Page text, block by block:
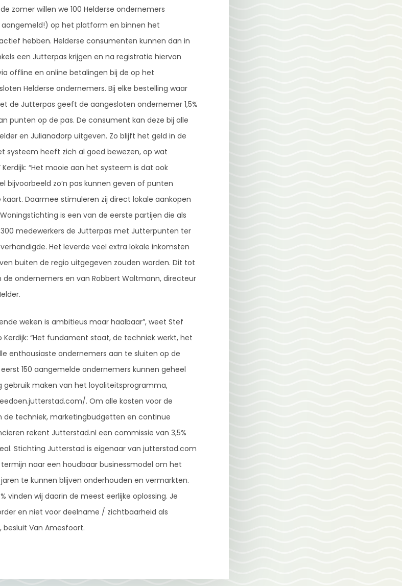
zomer willen we 100 Helderse ondernemers
aangemeld!) op het platform en binnen het
hebben. Helderse consumenten kunnen dan in
een Jutterpas krijgen en na registratie hiervan
offline en online betalingen bij de op het
Helderse ondernemers. Bij elke bestelling waar
de Jutterpas geeft de aangesloten ondernemer 1,5%
punten op de pas. De consument kan deze bij alle
en Julianadorp uitgeven. Zo blijft het geld in de
systeem heeft zich al goed bewezen, op wat
“Het mooie aan het systeem is dat ook
bijvoorbeeld zo’n pas kunnen geven of punten
Daarmee stimuleren zij direct lokale aankopen
is een van de eerste partijen die als
medewerkers de Jutterpas met Jutterpunten ter
Het leverde veel extra lokale inkomsten
buiten de regio uitgegeven zouden worden. Dit tot
ondernemers en van Robbert Waltmann, directeur
weken is ambitieus maar haalbaar”, weet Stef
“Het fundament staat, de techniek werkt, het
enthousiaste ondernemers aan te sluiten op de
150 aangemelde ondernemers kunnen geheel
gebruik maken van het loyaliteitsprogramma,
. Om alle kosten voor de
de techniek, marketingbudgetten en continue
rekent Jutterstad.nl een commissie van 3,5%
Stichting Jutterstad is eigenaar van jutterstad.com
naar een houdbaar businessmodel om het
te kunnen blijven onderhouden en vermarkten.
vinden wij daarin de meest eerlijke oplossing. Je
en niet voor deelname / zichtbaarheid als
besluit Van Amesfoort.